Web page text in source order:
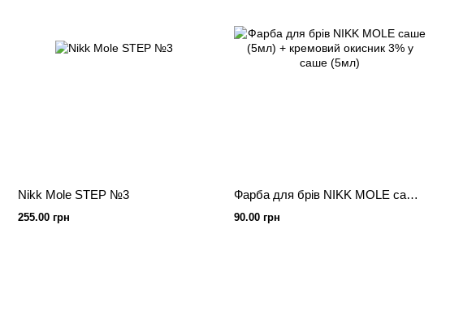
Nikk Mole STEP №3
255.00 грн
Фарба для брів NIKK MOLE саше (5мл) + кремовий окисник 3% у саше (5мл)
90.00 грн